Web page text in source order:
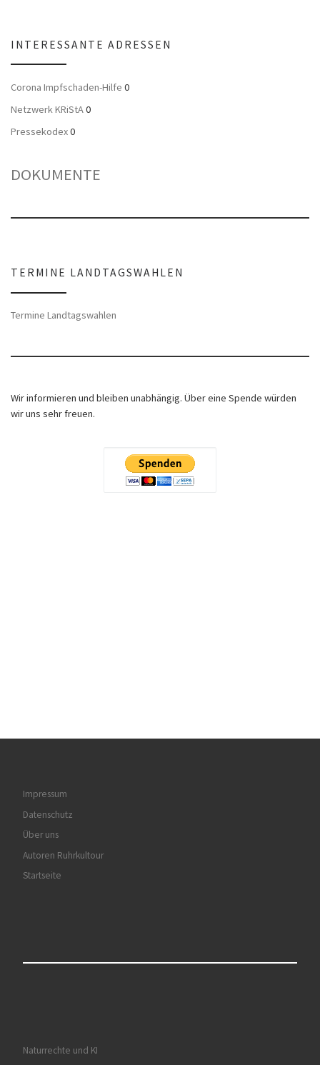
INTERESSANTE ADRESSEN
Corona Impfschaden-Hilfe 0
Netzwerk KRiStA0
Pressekodex0
DOKUMENTE
TERMINE LANDTAGSWAHLEN
Termine Landtagswahlen
Wir informieren und bleiben unabhängig. Über eine Spende würden
wir uns sehr freuen.
Impressum
Datenschutz
Über uns
Autoren Ruhrkultour
Startseite
Naturrechte und KI